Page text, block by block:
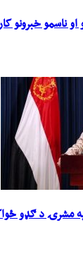
او ناسمو خبرونو
مشرۍ د ګډو